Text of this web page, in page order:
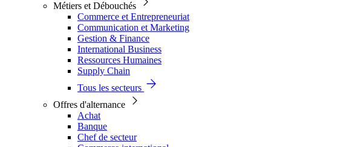
Métiers et Débouchés
Commerce et Entrepreneuriat
Communication et Marketing
Gestion & Finance
International Business
Ressources Humaines
Supply Chain
Tous les secteurs
Offres d'alternance
Achat
Banque
Chef de secteur